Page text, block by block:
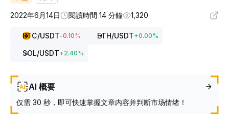
2022年6月14日
閱讀時間 14 分鐘 1,320
BTC/USDT-0.10% ETH/USDT+0.00%
SOL/USDT+2.40%
AI 概要
仅需 30 秒，即可快速掌握文章内容并判断市场情绪！